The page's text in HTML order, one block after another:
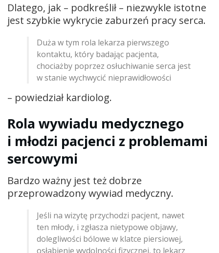
Dlatego, jak – podkreślił – niezwykle istotne
jest szybkie wykrycie zaburzeń pracy serca.
Duża w tym rola lekarza pierwszego
kontaktu, który badając pacjenta,
chociażby poprzez osłuchiwanie serca jest
w stanie wychwycić nieprawidłowości
– powiedział kardiolog.
Rola wywiadu medycznego
i młodzi pacjenci z problemami
sercowymi
Bardzo ważny jest też dobrze
przeprowadzony wywiad medyczny.
Jeśli na wizytę przychodzi pacjent, nawet
ten młody, i zgłasza nietypowe objawy,
dolegliwości bólowe w klatce piersiowej,
osłabienie wydolności fizycznej, to lekarz